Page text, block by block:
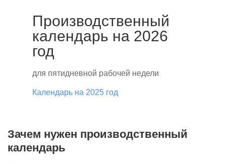
Производственный
календарь на 2026
год
для пятидневной рабочей недели
Календарь на 2025 год
Зачем нужен производственный
календарь